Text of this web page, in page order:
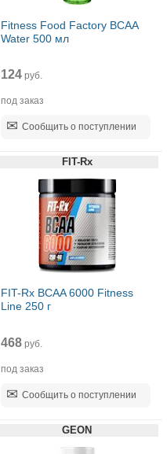
Fitness Food Factory BCAA
Water 500 мл
124 руб.
под заказ
Сообщить о поступлении
FIT-Rx
FIT-Rx BCAA 6000 Fitness
Line 250 г
468 руб.
под заказ
Сообщить о поступлении
GEON